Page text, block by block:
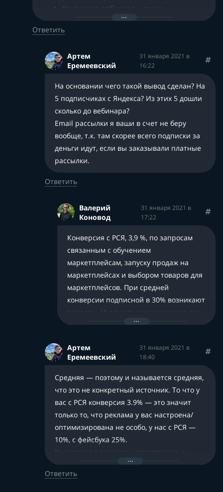
Конверсия вебинара + серии
продающих писем от 20%
Ответить
Артем
Еремеевский
31 января 2021 в
16:22
На основании чего такой вывод сделан? На
5 подписчиках с Яндекса? Из этих 5 дошли
сколько до вебинара?
Email рассылки я ваши в счет не беру
вообще, т.к. там скорее всего подписки за
деньги идут, если вы заказывали платные
рассылки.
Ответить
Валерий
Коновод
31 января 2021 в
17:22
Конверсия с РСЯ, 3,9 %, по запросам
связанным с обучением
маркетплейсам, запуску продаж на
маркетплейсах и выбором товаров для
маркетплейсов. При средней
конверсии подписной в 30% возникают
вопросы. И в партнерке написано про
конверсию до 79.7% с рассылок, а вы
не говорю, что тут всё плохо,
тестирование продолжается, но
вопросы появились. Если бы показали
статистику доходимости на вебинар по
партнерской ссылке, это бы сняло
часть вопросов и позволило бы
оптимизировть рекламу.
К курсу и к Федяеву как тренеру, я пока
очевидно, что он много правильных и
полезных вещей говорит.
Артем
Еремеевский
31 января 2021 в
18:40
Средняя — поэтому и называется средняя,
что это не конкретный источник. То что у
вас с РСЯ конверсия 3.9% — это значит
только то, что реклама у вас настроена/
оптимизирована не особо, у нас с РСЯ —
10%, с фейсбука 25%.
Конверсия с рассылок, естественно, с
наших целевых, где наши подписчики, а не
с непонятных рекламных. Ботов вы с них
Ответить